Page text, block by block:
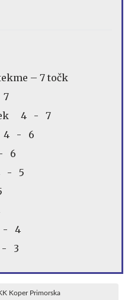
– 7 točk
4 - 7
4 - 6
6
- 5
- 4
3
Koper Primorska